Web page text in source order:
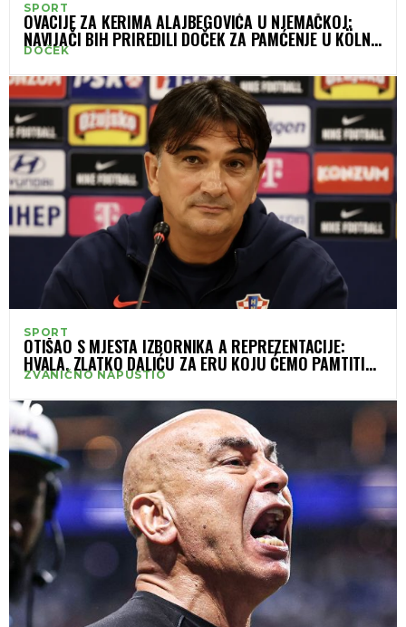
SPORT
OVACIJE ZA KERIMA ALAJBEGOVIĆA U NJEMAČKOJ:
NAVIJAČI BIH PRIREDILI DOČEK ZA PAMĆENJE U KÖLNU
(VIDEO)
DOČEK
SPORT
OTIŠAO S MJESTA IZBORNIKA A REPREZENTACIJE:
HVALA, ZLATKO DALIĆU ZA ERU KOJU ĆEMO PAMTITI
ZAUVIJEK
ZVANIČNO NAPUSTIO